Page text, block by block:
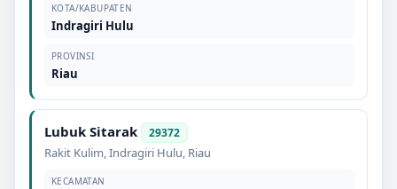
KOTA/KABUPATEN
Indragiri Hulu
PROVINSI
Riau
Lubuk Sitarak 29372
Rakit Kulim,Indragiri Hulu, Riau
KECAMATAN